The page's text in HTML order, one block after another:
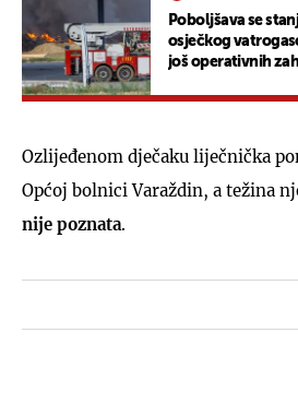
Poboljšava se
osječkog
još operativnih
Ozlijeđenom dječaku liječnička
Općoj bolnici Varaždin, a težina
nije poznata.